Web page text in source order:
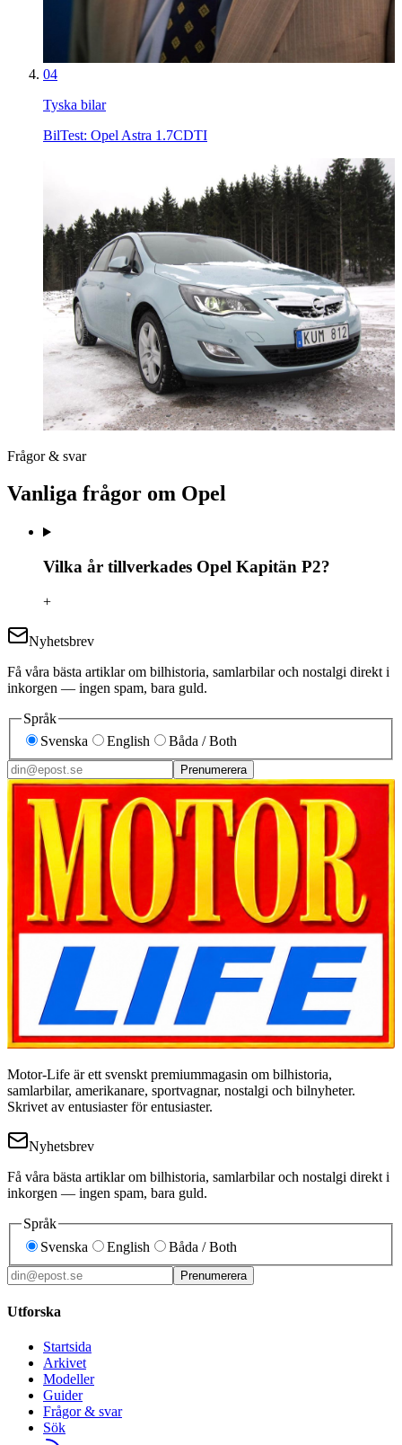
04
Tyska bilar
BilTest: Opel Astra 1.7CDTI
Frågor & svar
Vanliga frågor om Opel
Vilka år tillverkades Opel Kapitän P2?
+
Nyhetsbrev
Få våra bästa artiklar om bilhistoria, samlarbilar och nostalgi direkt i
inkorgen — ingen spam, bara guld.
Språk
Svenska
English Båda / Both
Prenumerera
Motor-Life är ett svenskt premiummagasin om bilhistoria,
samlarbilar, amerikanare, sportvagnar, nostalgi och bilnyheter.
Skrivet av entusiaster för entusiaster.
Nyhetsbrev
Få våra bästa artiklar om bilhistoria, samlarbilar och nostalgi direkt i
inkorgen — ingen spam, bara guld.
Språk
Svenska
English Båda / Both
Prenumerera
Utforska
Startsida
Arkivet
Modeller
Guider
Frågor & svar
Sök